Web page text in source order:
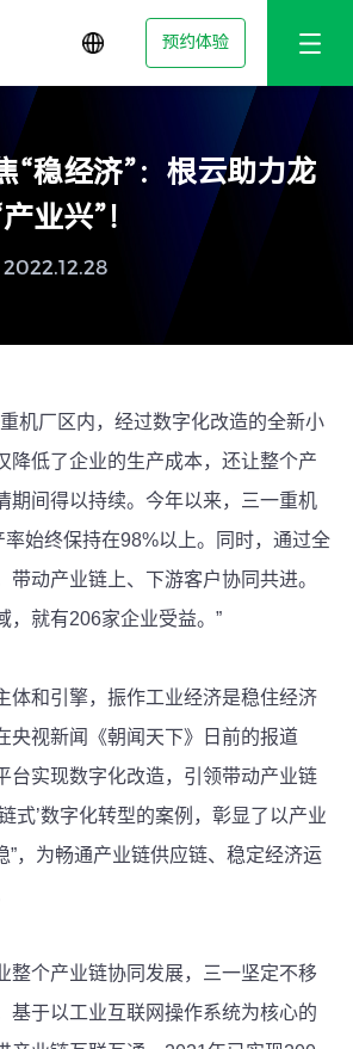
预约体验
“稳经济”：根云助力龙
业兴”！
2022.12.28
机厂区内，经过数字化改造的全新小
降低了企业的生产成本，还让整个产
期间得以持续。今年以来，三一重机
始终保持在98%以上。同时，通过全
带动产业链上、下游客户协同共进。
，就有206家企业受益。”
体和引擎，振作工业经济是稳住经济
央视新闻《朝闻天下》日前的报道
台实现数字化改造，引领带动产业链
式’数字化转型的案例，彰显了以产业
”，为畅通产业链供应链、稳定经济运
整个产业链协同发展，三一坚定不移
基于以工业互联网操作系统为核心的